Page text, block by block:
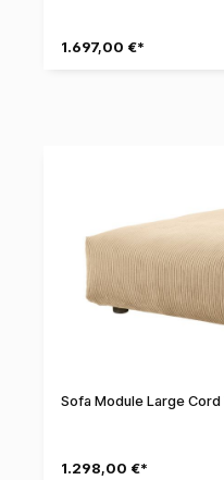
1.697,00 €*
Sofa
1.298,00 €*